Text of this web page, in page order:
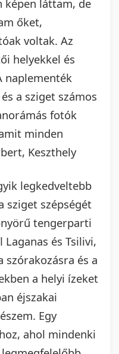
képen láttam, de
őket,
voltak. Az
helyekkel és
naplementék
a sziget számos
fotók
minden
Keszthely
legkedveltebb
sziget szépségét
tengerparti
és Tsilivi,
szórakozásra és a
a helyi ízeket
éjszakai
Egy
ahol mindenki